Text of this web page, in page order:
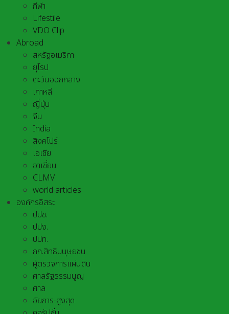
กีฬา
Lifestile
VDO Clip
Abroad
สหรัฐอเมริกา
ยุโรป
ตะวันออกกลาง
เกาหลี
ญี่ปุ่น
จีน
India
สิงคโปร์
เอเชีย
อาเชี่ยน
CLMV
world articles
องค์กรอิสระ
ปปช.
ปปง.
ปปท.
กก.สิทธิมนุษยชน
ผู้ตรวจการแผ่นดิน
ศาลรัฐธรรมนูญ
ศาล
อัยการ-สูงสุด